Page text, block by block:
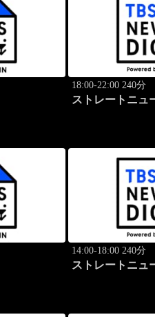
18:00-22:00 240分
ストレートニュ
14:00-18:00 240分
ストレートニュ